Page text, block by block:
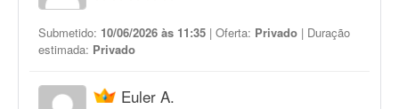
Submetido: 10/06/2026 às 11:35 | Oferta: Privado | Duração
estimada: Privado
Euler A.